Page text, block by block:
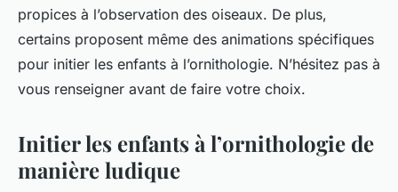
propices à l’observation des oiseaux. De plus,
certains proposent même des animations spécifiques
pour initier les enfants à l’ornithologie. N’hésitez pas à
vous renseigner avant de faire votre choix.
Initier les enfants à l’ornithologie de
manière ludique